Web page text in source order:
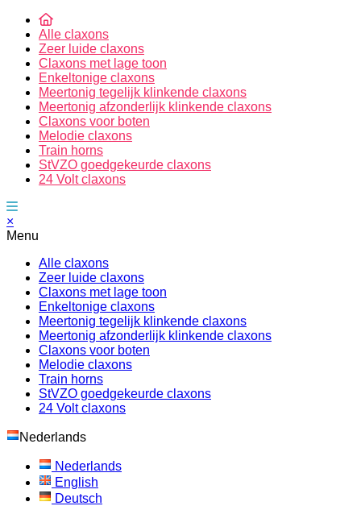
Alle claxons
Zeer luide claxons
Claxons met lage toon
Enkeltonige claxons
Meertonig tegelijk klinkende claxons
Meertonig afzonderlijk klinkende claxons
Claxons voor boten
Melodie claxons
Train horns
StVZO goedgekeurde claxons
24 Volt claxons
×
Menu
Alle claxons
Zeer luide claxons
Claxons met lage toon
Enkeltonige claxons
Meertonig tegelijk klinkende claxons
Meertonig afzonderlijk klinkende claxons
Claxons voor boten
Melodie claxons
Train horns
StVZO goedgekeurde claxons
24 Volt claxons
Nederlands
Nederlands
English
Deutsch